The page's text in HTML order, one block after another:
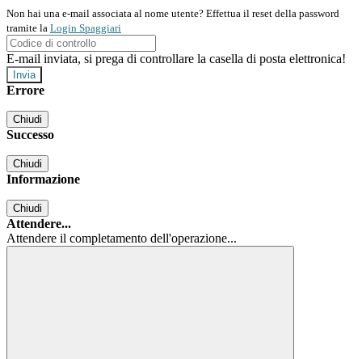
Non hai una e-mail associata al nome utente? Effettua il reset della password
tramite la Login Spaggiari
E-mail inviata, si prega di controllare la casella di posta elettronica!
Errore
Chiudi
Successo
Chiudi
Informazione
Chiudi
Attendere...
Attendere il completamento dell'operazione...